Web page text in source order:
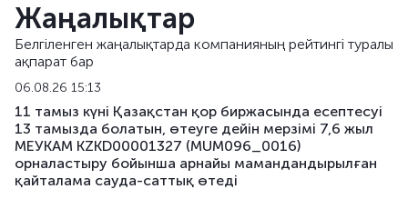
US141_2611 US91282CJK80
US142_3105
US143_3405 US91282CKQ32 аралас
US158_2610 US912828YQ73 аралас
US159_4311 US912810TW80
Жаңалықтар
Белгіленген жаңалықтарда компанияның рейтингі туралы
ақпарат бар
06.08.26 15:13
11 тамыз күні Қазақстан қор биржасында есептесуі
13 тамызда болатын, өтеуге дейін мерзімі 7,6 жыл
МЕУКАМ KZKD00001327 (MUM096_0016)
орналастыру бойынша арнайы мамандандырылған
қайталама сауда-саттық өтеді